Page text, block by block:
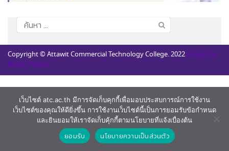
ค้นหา
สำหรับ:
Copyright © Attawit Commercial Technology College. 2022 Design by
Mana_Potion
เว็บไซต์ atc.ac.th มีการจัดเก็บคุกกี้เพื่อมอบประสบการณ์การใช้งาน
เว็บไซต์ของคุณให้ดียิ่งขึ้น การใช้งานเว็บไซต์นี้เป็นการยอมรับข้อกำหนด
และยินยอมให้เราจัดเก็บคุ้กกี้ตามนโยบายที่แจ้งเบื่องต้น
ยอมรับ นโยบายความเป็นส่วนตัว